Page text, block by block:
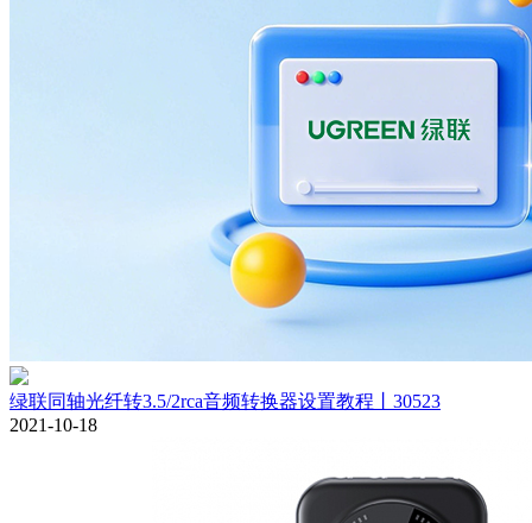
绿联同轴光纤转3.5/2rca音频转换器设置教程丨30523
2021-10-18